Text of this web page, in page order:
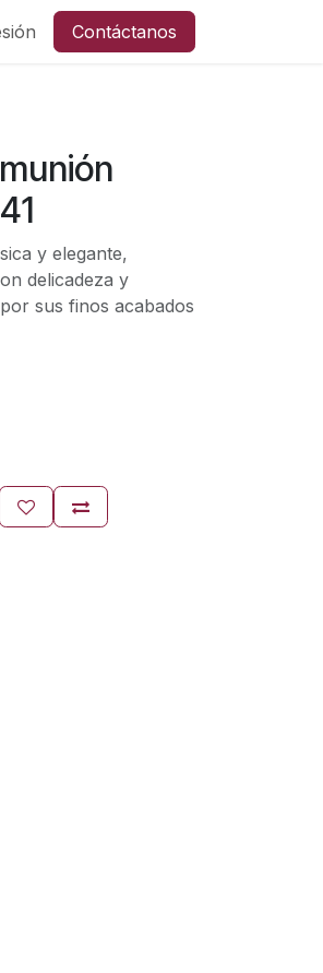
Contáctanos
y elegante,
delicadeza y
sus finos acabados